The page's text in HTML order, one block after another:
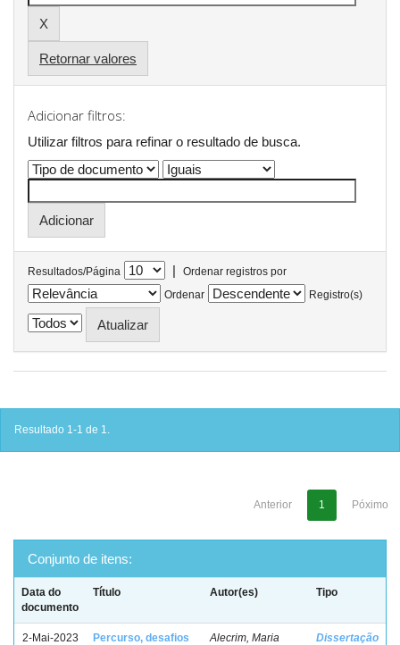
Retornar valores
Adicionar filtros:
Utilizar filtros para refinar o resultado de busca.
Resultados/Página |
Ordenar registros por
Ordenar
Registro(s)
Resultado 1-1 de 1.
Anterior 1 Póximo
Conjunto de itens:
Data do
documento
Título Autor(es) Tipo
2-Mai-2023
Percurso, desafios
Alecrim, Maria
Dissertação